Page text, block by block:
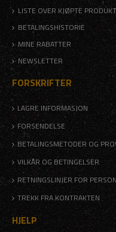
LISTE OVER KJØPTE
BETALINGSHISTORIE
MINE RABATTER
NEWSLETTER
FORSKRIFTER
LAGRE INFORMASJON
FORSENDELSE
BETALINGSMETODER OG
VILKÅR OG BETINGELSER
RETNINGSLINJER FOR
TREKK FRA KONTRAKTEN
HJELP